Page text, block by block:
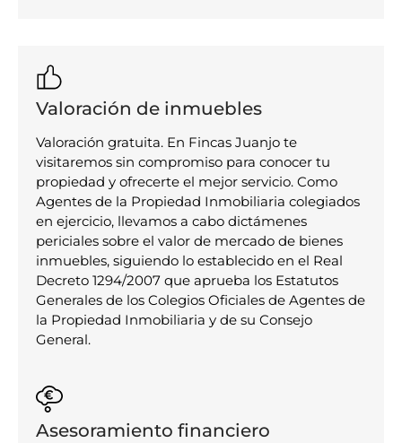
Valoración de inmuebles
Valoración gratuita. En Fincas Juanjo te
visitaremos sin compromiso para conocer tu
propiedad y ofrecerte el mejor servicio. Como
Agentes de la Propiedad Inmobiliaria colegiados
en ejercicio, llevamos a cabo dictámenes
periciales sobre el valor de mercado de bienes
inmuebles, siguiendo lo establecido en el Real
Decreto 1294/2007 que aprueba los Estatutos
Generales de los Colegios Oficiales de Agentes de
la Propiedad Inmobiliaria y de su Consejo
General.
Asesoramiento financiero